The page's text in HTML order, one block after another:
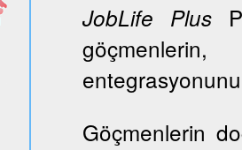
JobLife Plus
Göçmenlerin